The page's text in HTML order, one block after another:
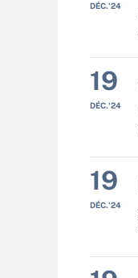
DÉC.'24
19
DÉC.'24
19
DÉC.'24